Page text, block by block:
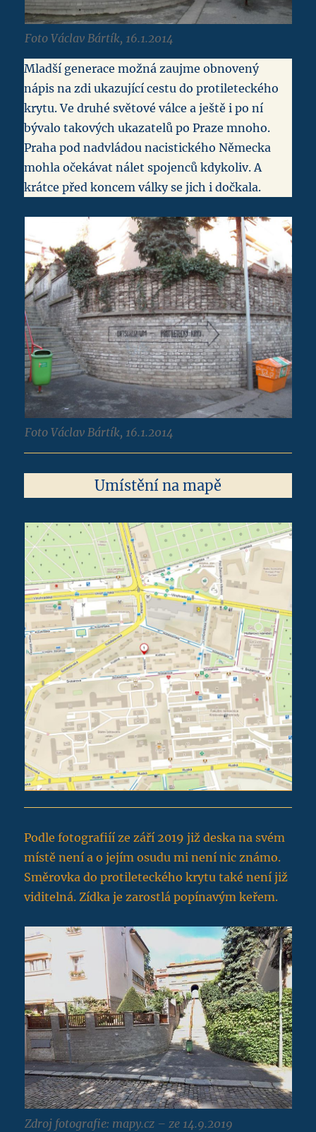
Foto Václav Bártík, 16.1.2014
Mladší generace možná zaujme obnovený
nápis na zdi ukazující cestu do protileteckého
krytu. Ve druhé světové válce a ještě i po ní
bývalo takových ukazatelů po Praze mnoho.
Praha pod nadvládou nacistického Německa
mohla očekávat nálet spojenců kdykoliv. A
krátce před koncem války se jich i dočkala.
Foto Václav Bártík, 16.1.2014
Umístění na mapě
Podle fotografiíí ze září 2019 již deska na svém
místě není a o jejím osudu mi není nic známo.
Směrovka do protileteckého krytu také není již
viditelná. Zídka je zarostlá popínavým keřem.
Zdroj fotografie: mapy.cz – ze 14.9.2019